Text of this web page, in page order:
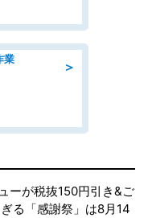
＞
業
ーが税抜150円引き&ご
る「感謝祭」は8月14